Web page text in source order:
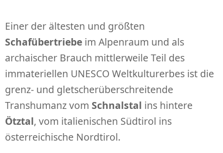
Einer der ältesten und größten
Schafübertriebe im Alpenraum und als
archaischer Brauch mittlerweile Teil des
immateriellen UNESCO Weltkulturerbes ist die
grenz- und gletscherüberschreitende
Transhumanz vom Schnalstal ins hintere
Ötztal, vom italienischen Südtirol ins
österreichische Nordtirol.